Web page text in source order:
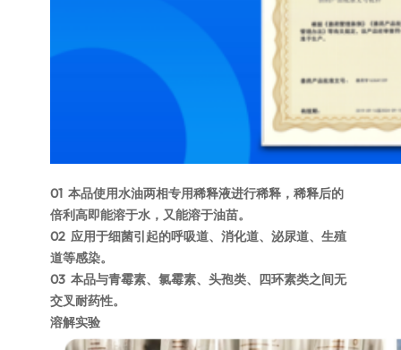
01 本品使用水油两相专用稀释液进行稀释，稀释后的
倍利高即能溶于水，又能溶于油苗。
02 应用于细菌引起的呼吸道、消化道、泌尿道、生殖
道等感染。
03 本品与青霉素、氯霉素、头孢类、四环素类之间无
交叉耐药性。
溶解实验